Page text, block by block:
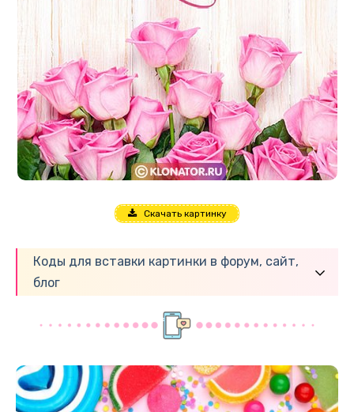
Скачать картинку
Коды для вставки картинки в форум, сайт,
блог